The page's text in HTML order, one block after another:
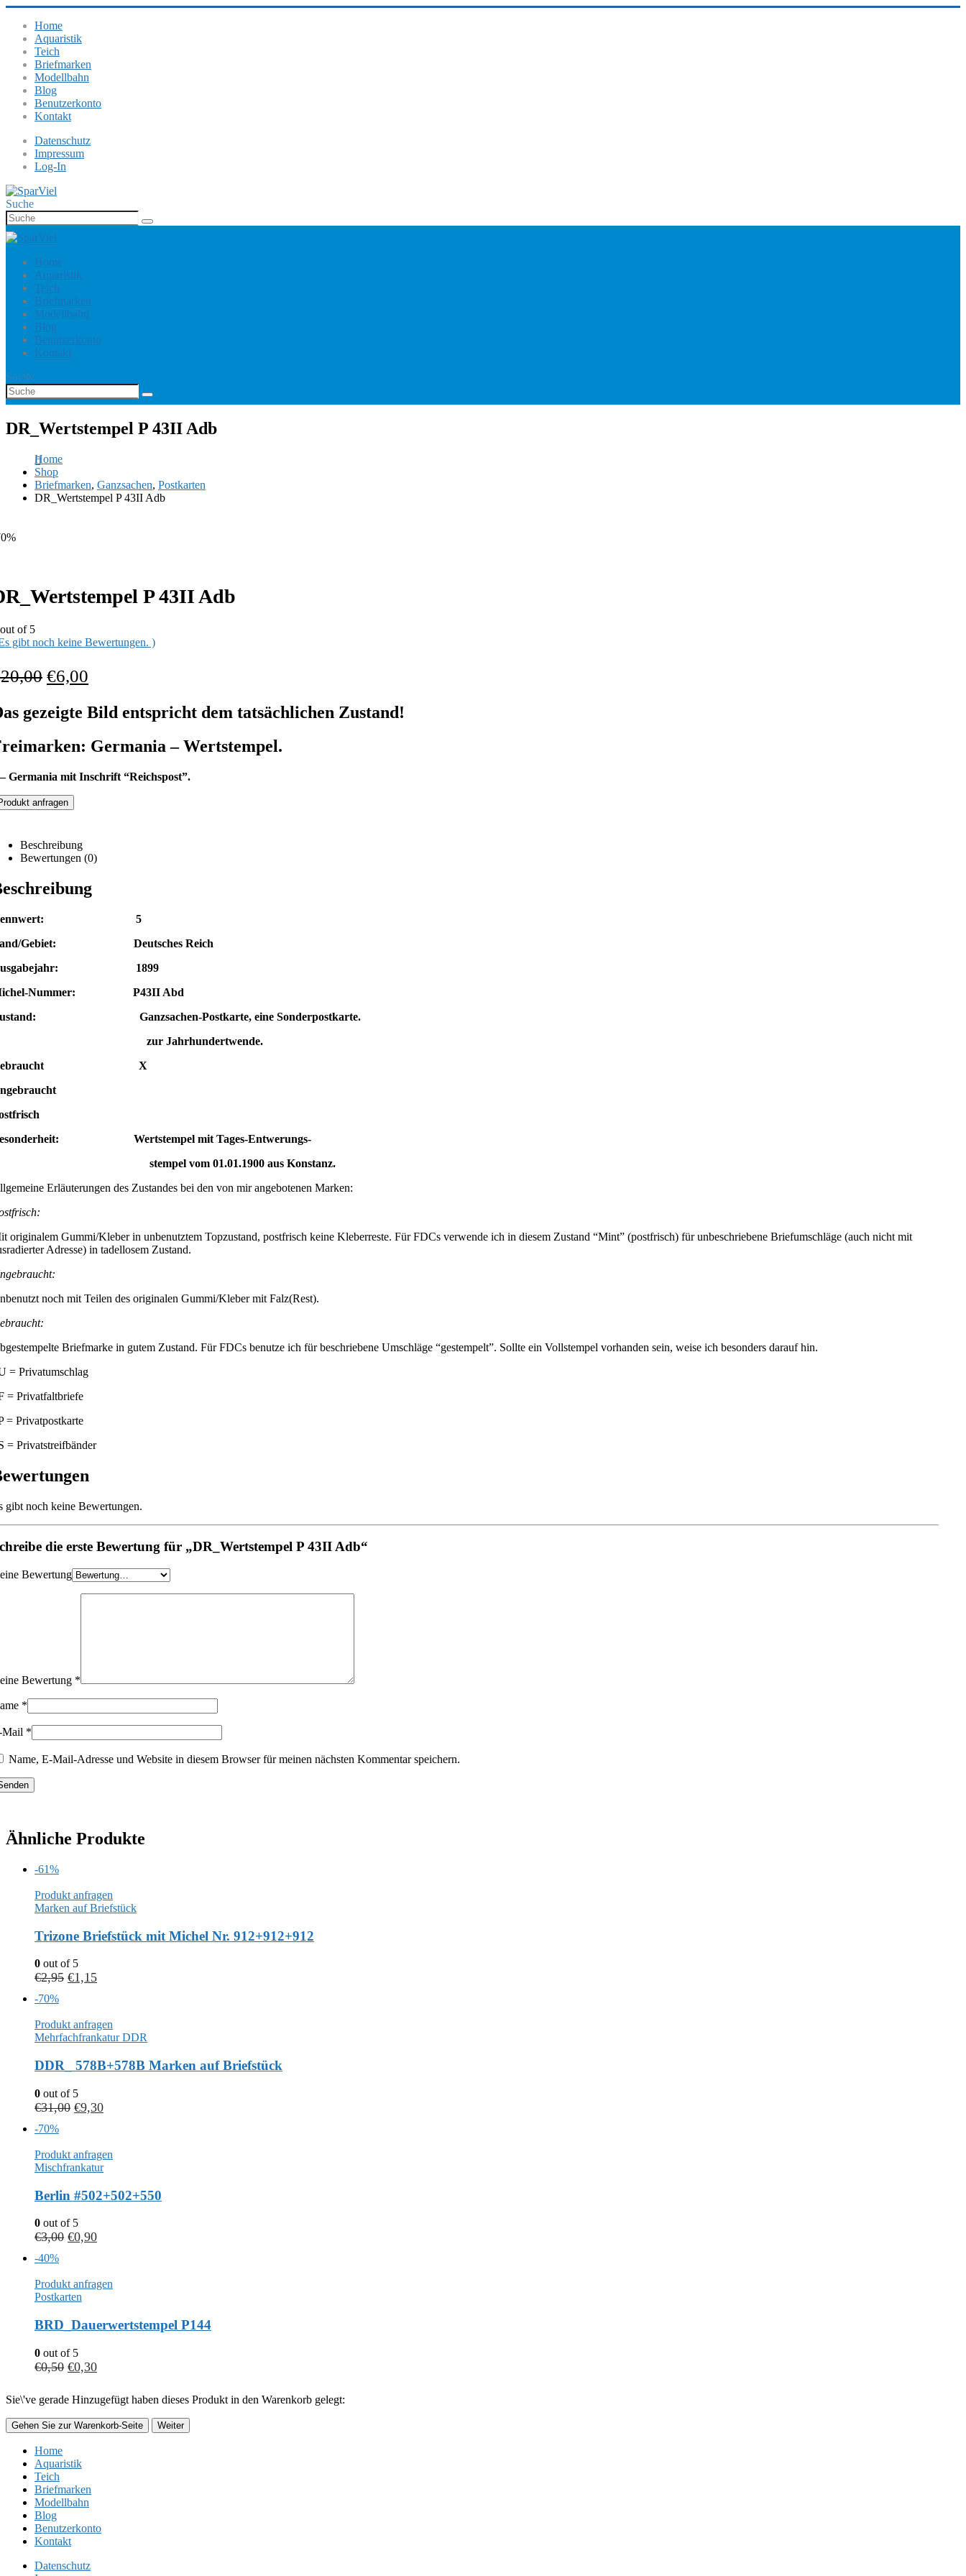
Home
Aquaristik
Teich
Briefmarken
Modellbahn
Blog
Benutzerkonto
Kontakt
Datenschutz
Impressum
Log-In
Suche
Home
Aquaristik
Teich
Briefmarken
Modellbahn
Blog
Benutzerkonto
Kontakt
Suche
DR_Wertstempel P 43II Adb
Home
Shop
Briefmarken, Ganzsachen, Postkarten
DR_Wertstempel P 43II Adb
P 43II Adb
of 5
gibt noch keine Bewertungen. )
20,00 €6,00
gezeigte Bild entspricht dem tatsächlichen Zustand!
Germania – Wertstempel.
Germania mit Inschrift “Reichspost”.
anfragen
Beschreibung
Bewertungen (0)
5
Gebiet: Deutsches Reich
1899
Nummer: P43II Abd
Ganzsachen-Postkarte, eine Sonderpostkarte.
Jahrhundertwende.
X
Wertstempel mit Tages-Entwerungs-
vom 01.01.1900 aus Konstanz.
Erläuterungen des Zustandes bei den von mir angebotenen Marken:
originalem Gummi/Kleber in unbenutztem Topzustand, postfrisch keine Kleberreste. Für FDCs verwende ich in diesem Zustand “Mint” (postfrisch) für unbeschriebene Briefumschläge (auch nicht mit
Adresse) in tadellosem Zustand.
noch mit Teilen des originalen Gummi/Kleber mit Falz(Rest).
Briefmarke in gutem Zustand. Für FDCs benutze ich für beschriebene Umschläge “gestempelt”. Sollte ein Vollstempel vorhanden sein, weise ich besonders darauf hin.
= Privatumschlag
= Privatfaltbriefe
= Privatpostkarte
= Privatstreifbänder
gibt noch keine Bewertungen.
die erste Bewertung für „DR_Wertstempel P 43II Adb“
Bewertung
Bewertung *
*
Mail *
Name, E-Mail-Adresse und Website in diesem Browser für meinen nächsten Kommentar speichern.
Ähnliche Produkte
-61%
Produkt anfragen
Marken auf Briefstück
Trizone Briefstück mit Michel Nr. 912+912+912
0 out of 5
€2,95 €1,15
-70%
Produkt anfragen
Mehrfachfrankatur DDR
DDR_ 578B+578B Marken auf Briefstück
0 out of 5
€31,00 €9,30
-70%
Produkt anfragen
Mischfrankatur
Berlin #502+502+550
0 out of 5
€3,00 €0,90
-40%
Produkt anfragen
Postkarten
BRD_Dauerwertstempel P144
0 out of 5
€0,50 €0,30
Sie\'ve gerade Hinzugefügt haben dieses Produkt in den Warenkorb gelegt:
Gehen Sie zur Warenkorb-Seite Weiter
Home
Aquaristik
Teich
Briefmarken
Modellbahn
Blog
Benutzerkonto
Kontakt
Datenschutz